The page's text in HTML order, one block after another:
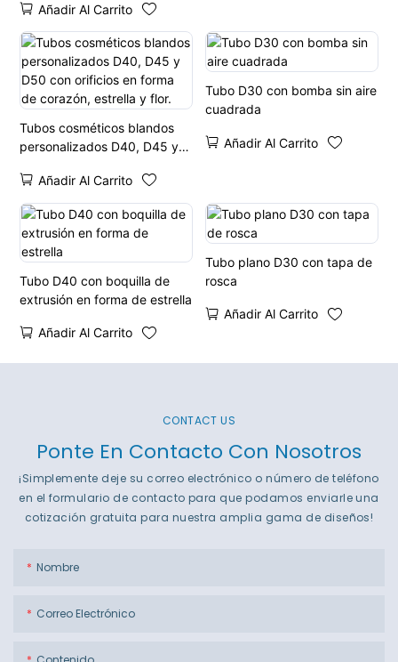
Añadir Al Carrito
Tubos cosméticos blandos
personalizados D40, D45 y
corazón, estrella y flor.
Añadir Al Carrito
Tubo D30 con bomba sin aire
cuadrada
Añadir Al Carrito
Tubo D40 con boquilla de
extrusión en forma de estrella
Añadir Al Carrito
Tubo plano D30 con tapa de
rosca
Añadir Al Carrito
CONTACT US
Ponte En Contacto Con Nosotros
¡Simplemente deje su correo electrónico o número de teléfono
en el formulario de contacto para que podamos enviarle una
cotización gratuita para nuestra amplia gama de diseños!
Nombre
Correo Electrónico